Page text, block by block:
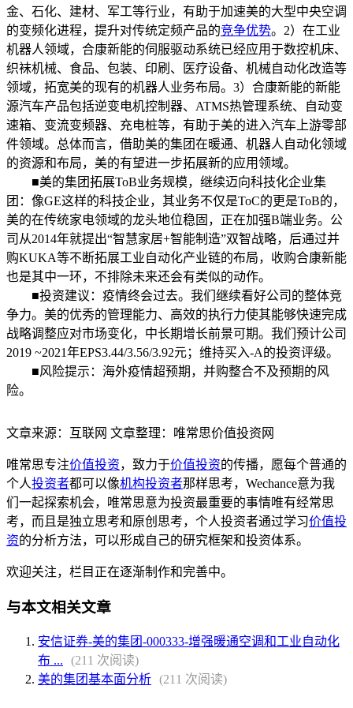
金、石化、建材、军工等行业，有助于加速美的大型中央空调
的变频化进程，提升对传统定频产品的竞争优势。2）在工业
机器人领域，合康新能的伺服驱动系统已经应用于数控机床、
织袜机械、食品、包装、印刷、医疗设备、机械自动化改造等
领域，拓宽美的现有的机器人业务布局。3）合康新能的新能
源汽车产品包括逆变电机控制器、ATMS热管理系统、自动变
速箱、变流变频器、充电桩等，有助于美的进入汽车上游零部
件领域。总体而言，借助美的集团在暖通、机器人自动化领域
的资源和布局，美的有望进一步拓展新的应用领域。
■美的集团拓展ToB业务规模，继续迈向科技化企业集
团：像GE这样的科技企业，其业务不仅是ToC的更是ToB的，
美的在传统家电领域的龙头地位稳固，正在加强B端业务。公
司从2014年就提出“智慧家居+智能制造”双智战略，后通过并
购KUKA等不断拓展工业自动化产业链的布局，收购合康新能
也是其中一环，不排除未来还会有类似的动作。
■投资建议：疫情终会过去。我们继续看好公司的整体竞
争力。美的优秀的管理能力、高效的执行力使其能够快速完成
战略调整应对市场变化，中长期增长前景可期。我们预计公司
2019 ~2021年EPS3.44/3.56/3.92元；维持买入-A的投资评级。
■风险提示：海外疫情超预期，并购整合不及预期的风
险。
文章来源：互联网 文章整理：唯常思价值投资网
唯常思专注价值投资，致力于价值投资的传播，愿每个普通的
个人投资者都可以像机构投资者那样思考，Wechance意为我
们一起探索机会，唯常思意为投资最重要的事情唯有经常思
考，而且是独立思考和原创思考，个人投资者通过学习价值投
资的分析方法，可以形成自己的研究框架和投资体系。
欢迎关注，栏目正在逐渐制作和完善中。
与本文相关文章
安信证券-美的集团-000333-增强暖通空调和工业自动化
布 ...
(211 次阅读)
美的集团基本面分析 (211 次阅读)